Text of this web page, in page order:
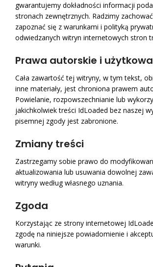
gwarantujemy dokładności informacji
stronach zewnętrznych. Radzimy
zapoznać się z warunkami i polityką
odwiedzanych witryn internetowych stron
Prawa autorskie i
Cała zawartość tej witryny, w tym tekst,
inne materiały, jest chroniona prawem
Powielanie, rozpowszechnianie lub
jakichkolwiek treści IdLoaded bez naszej
pisemnej zgody jest zabronione.
Zmiany treści
Zastrzegamy sobie prawo do
aktualizowania lub usuwania dowolnej
witryny według własnego uznania.
Zgoda
Korzystając ze strony internetowej
zgodę na niniejsze powiadomienie i
warunki.